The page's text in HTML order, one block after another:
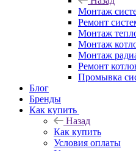
Монтаж
Ремонт
Монтаж
Монтаж
Монтаж
Ремонт
Промывка
Блог
Бренды
Как купить
Назад
Как купить
Условия оплаты